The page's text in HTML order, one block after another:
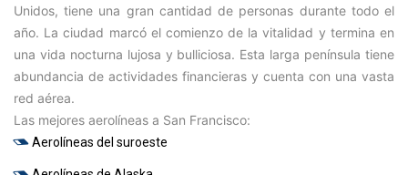
Unidos, tiene una gran cantidad de personas durante todo el
año. La ciudad marcó el comienzo de la vitalidad y termina en
una vida nocturna lujosa y bulliciosa. Esta larga península tiene
abundancia de actividades financieras y cuenta con una vasta
red aérea.
Las mejores aerolíneas a San Francisco:
Aerolíneas del suroeste